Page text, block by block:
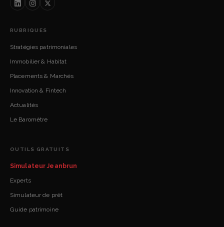
RUBRIQUES
Stratégies patrimoniales
Immobilier & Habitat
Placements & Marchés
Innovation & Fintech
Actualités
Le Baromètre
OUTILS GRATUITS
Simulateur Jeanbrun
Experts
Simulateur de prêt
Guide patrimoine